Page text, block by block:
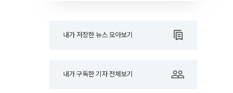
내가 저장한 뉴스 모아보기
내가 구독한 기자 전체보기